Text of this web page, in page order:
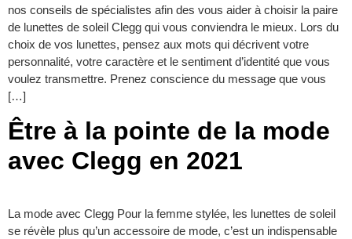
nos conseils de spécialistes afin des vous aider à choisir la paire
de lunettes de soleil Clegg qui vous conviendra le mieux. Lors du
choix de vos lunettes, pensez aux mots qui décrivent votre
personnalité, votre caractère et le sentiment d’identité que vous
voulez transmettre. Prenez conscience du message que vous
[…]
Être à la pointe de la mode
avec Clegg en 2021
La mode avec Clegg Pour la femme stylée, les lunettes de soleil
se révèle plus qu’un accessoire de mode, c’est un indispensable